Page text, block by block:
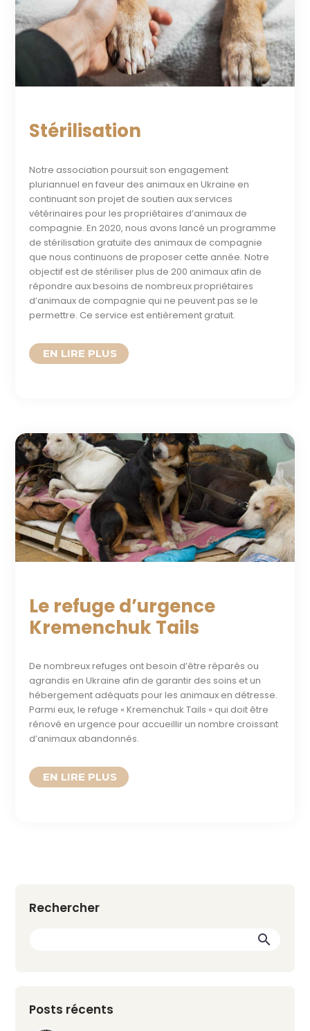
Stérilisation
Notre association poursuit son engagement
pluriannuel en faveur des animaux en Ukraine en
continuant son projet de soutien aux services
vétérinaires pour les propriétaires d’animaux de
compagnie. En 2020, nous avons lancé un programme
de stérilisation gratuite des animaux de compagnie
que nous continuons de proposer cette année. Notre
objectif est de stériliser plus de 200 animaux afin de
répondre aux besoins de nombreux propriétaires
d’animaux de compagnie qui ne peuvent pas se le
permettre. Ce service est entièrement gratuit.
READ MORE
Le refuge d’urgence
Kremenchuk Tails
De nombreux refuges ont besoin d’être réparés ou
agrandis en Ukraine afin de garantir des soins et un
hébergement adéquats pour les animaux en détresse.
Parmi eux, le refuge « Kremenchuk Tails » qui doit être
rénové en urgence pour accueillir un nombre croissant
d’animaux abandonnés.
READ MORE
Rechercher
Posts récents